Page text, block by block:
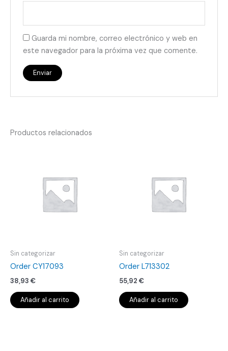
Guarda mi nombre, correo electrónico y web en
este navegador para la próxima vez que comente.
Productos relacionados
Sin categorizar
Order CY17093
38,93 €
Añadir al carrito
Sin categorizar
Order L713302
55,92 €
Añadir al carrito